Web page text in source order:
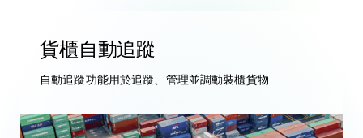
貨櫃自動追蹤
自動追蹤功能用於追蹤、管理並調動裝櫃貨物